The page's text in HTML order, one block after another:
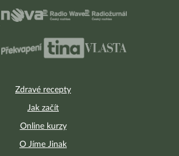
Zdravé recepty
Jak začít
Online kurzy
O Jíme Jinak